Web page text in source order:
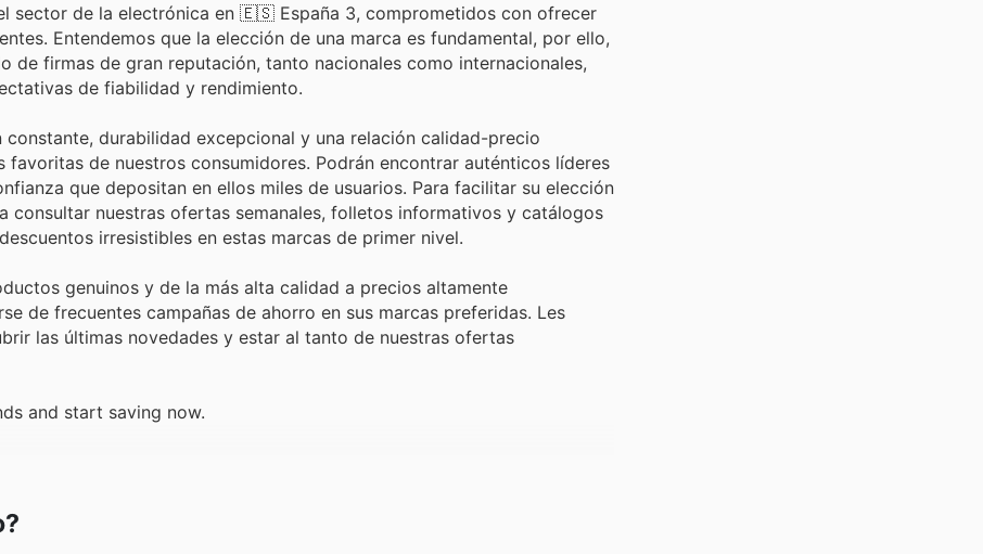
sector de la electrónica en 🇪🇸 España 3, comprometidos con ofrecer
Entendemos que la elección de una marca es fundamental, por ello,
de firmas de gran reputación, tanto nacionales como internacionales,
de fiabilidad y rendimiento.
durabilidad excepcional y una relación calidad-precio
de nuestros consumidores. Podrán encontrar auténticos líderes
que depositan en ellos miles de usuarios. Para facilitar su elección
consultar nuestras ofertas semanales, folletos informativos y catálogos
irresistibles en estas marcas de primer nivel.
genuinos y de la más alta calidad a precios altamente
de frecuentes campañas de ahorro en sus marcas preferidas. Les
las últimas novedades y estar al tanto de nuestras ofertas
and start saving now.